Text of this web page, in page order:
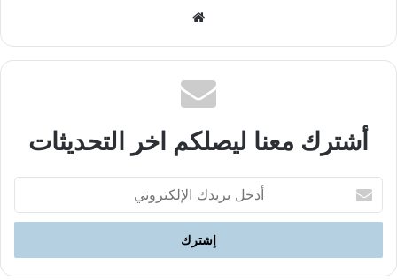
أشترك معنا ليصلكم اخر التحديثات
بريدك
الإلكتروني